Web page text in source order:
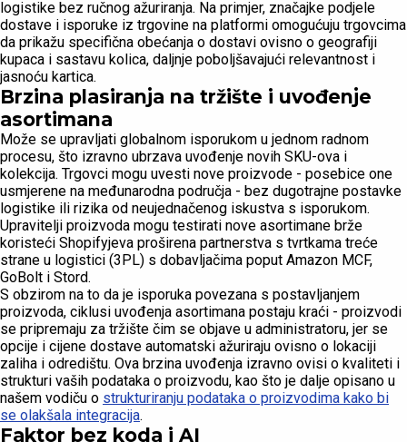
logistike bez ručnog ažuriranja. Na primjer, značajke podjele
dostave i isporuke iz trgovine na platformi omogućuju trgovcima
da prikažu specifična obećanja o dostavi ovisno o geografiji
kupaca i sastavu kolica, daljnje poboljšavajući relevantnost i
jasnoću kartica.
Brzina plasiranja na tržište i uvođenje
asortimana
Može se upravljati globalnom isporukom u jednom radnom
procesu, što izravno ubrzava uvođenje novih SKU-ova i
kolekcija. Trgovci mogu uvesti nove proizvode - posebice one
usmjerene na međunarodna područja - bez dugotrajne postavke
logistike ili rizika od neujednačenog iskustva s isporukom.
Upravitelji proizvoda mogu testirati nove asortimane brže
koristeći Shopifyjeva proširena partnerstva s tvrtkama treće
strane u logistici (3PL) s dobavljačima poput Amazon MCF,
GoBolt i Stord.
S obzirom na to da je isporuka povezana s postavljanjem
proizvoda, ciklusi uvođenja asortimana postaju kraći - proizvodi
se pripremaju za tržište čim se objave u administratoru, jer se
opcije i cijene dostave automatski ažuriraju ovisno o lokaciji
zaliha i odredištu. Ova brzina uvođenja izravno ovisi o kvaliteti i
strukturi vaših podataka o proizvodu, kao što je dalje opisano u
našem vodiču o strukturiranju podataka o proizvodima kako bi
se olakšala integracija.
Faktor bez koda i AI